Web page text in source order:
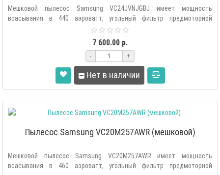
Мешковой пылесос Samsung VC24JVNJGBJ имеет мощность
всасывания в 440 аэроватт, угольный фильтр предмоторной
очистки, фильтр тонкой очистк..
7 600.00 р.
- +
Нет в наличии
Пылесос Samsung VC20M257AWR (мешковой)
Мешковой пылесос Samsung VC20M257AWR имеет мощность
всасывания в 460 аэроватт, угольный фильтр предмоторной